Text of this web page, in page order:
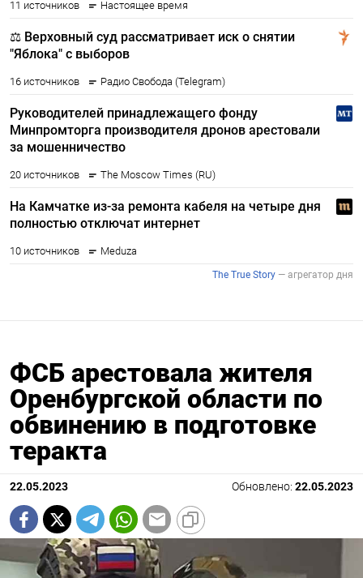
ФСБ арестовала жителя
Оренбургской области по
обвинению в подготовке
теракта
22.05.2023 Обновлено: 22.05.2023